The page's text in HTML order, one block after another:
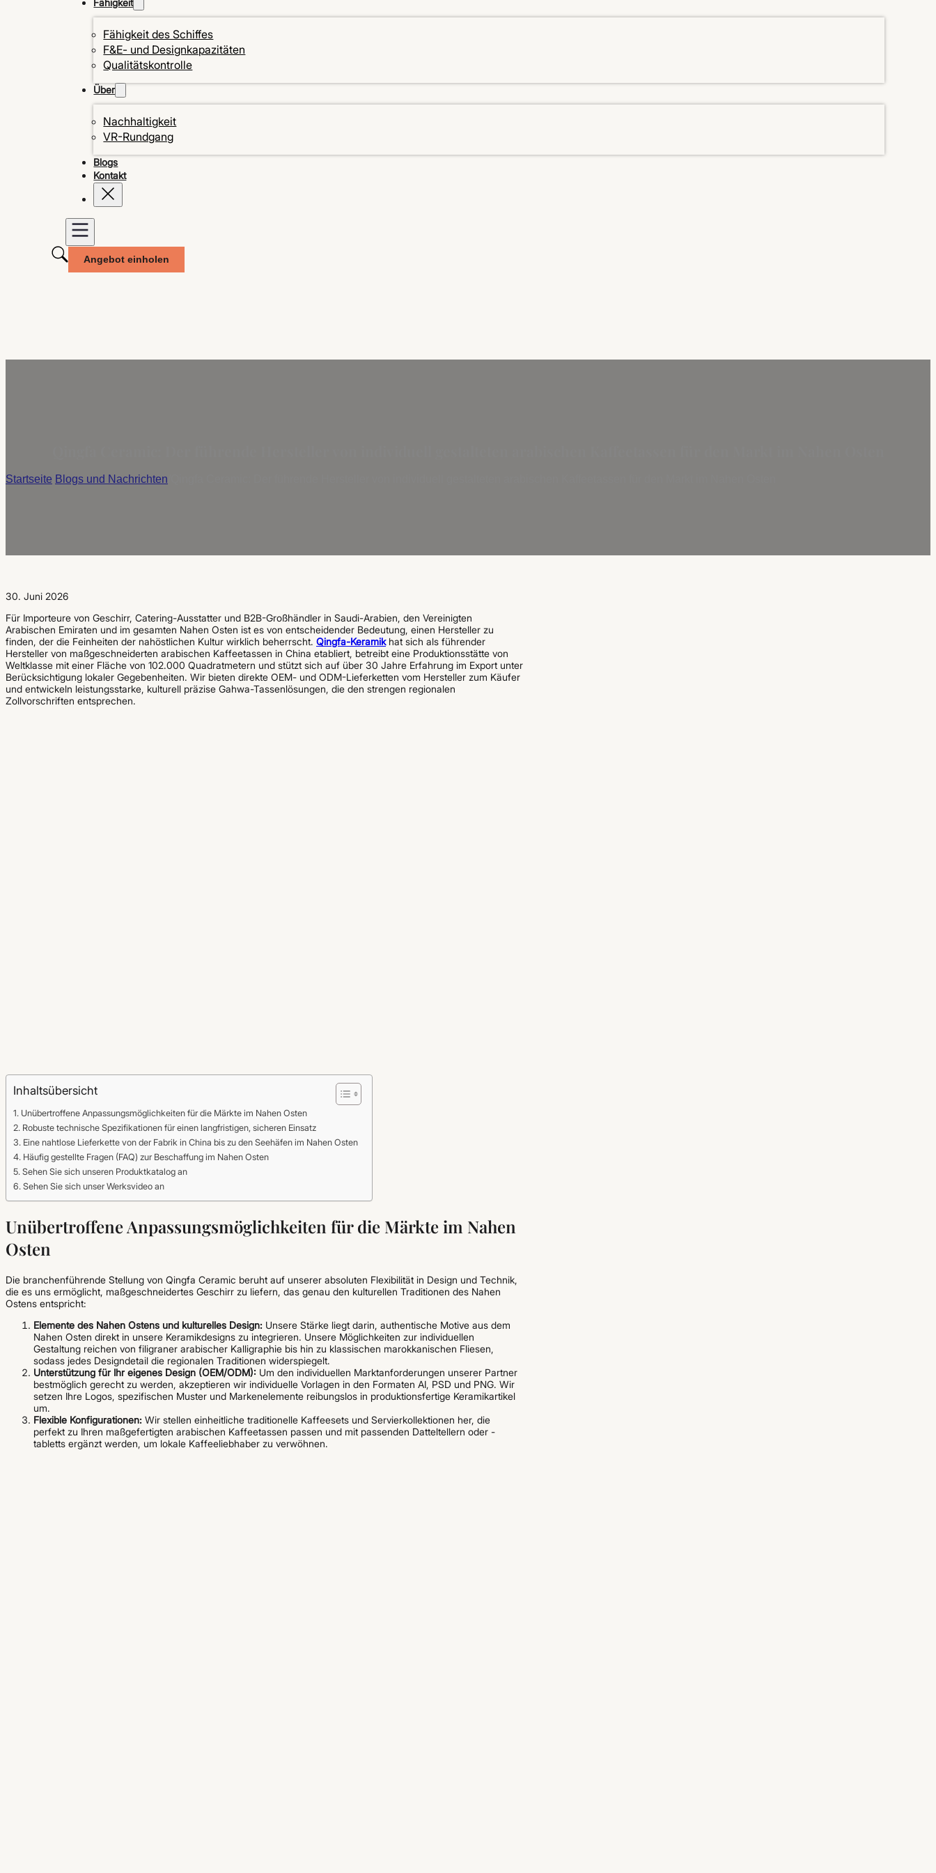
Fähigkeit
Fähigkeit des Schiffes
F&E- und Designkapazitäten
Qualitätskontrolle
Über
Nachhaltigkeit
VR-Rundgang
Blogs
Kontakt
Angebot einholen
Startseite Blogs und Nachrichten
30. Juni 2026
Für Importeure von Geschirr, Catering-Ausstatter und B2B-Großhändler in Saudi-Arabien, den Vereinigten
Arabischen Emiraten und im gesamten Nahen Osten ist es von entscheidender Bedeutung, einen Hersteller zu
finden, der die Feinheiten der nahöstlichen Kultur wirklich beherrscht. Qingfa-Keramikhat sich als führender
Hersteller von maßgeschneiderten arabischen Kaffeetassen in China etabliert, betreibt eine Produktionsstätte von
Weltklasse mit einer Fläche von 102.000 Quadratmetern und stützt sich auf über 30 Jahre Erfahrung im Export unter
Berücksichtigung lokaler Gegebenheiten. Wir bieten direkte OEM- und ODM-Lieferketten vom Hersteller zum Käufer
und entwickeln leistungsstarke, kulturell präzise Gahwa-Tassenlösungen, die den strengen regionalen
Zollvorschriften entsprechen.
Inhaltsübersicht
Unübertroffene Anpassungsmöglichkeiten für die Märkte im Nahen Osten
Robuste technische Spezifikationen für einen langfristigen, sicheren Einsatz
Eine nahtlose Lieferkette von der Fabrik in China bis zu den Seehäfen im Nahen Osten
Häufig gestellte Fragen (FAQ) zur Beschaffung im Nahen Osten
Sehen Sie sich unseren Produktkatalog an
Sehen Sie sich unser Werksvideo an
Unübertroffene Anpassungsmöglichkeiten für die Märkte im Nahen
Osten
Die branchenführende Stellung von Qingfa Ceramic beruht auf unserer absoluten Flexibilität in Design und Technik,
die es uns ermöglicht, maßgeschneidertes Geschirr zu liefern, das genau den kulturellen Traditionen des Nahen
Ostens entspricht:
Elemente des Nahen Ostens und kulturelles Design: Unsere Stärke liegt darin, authentische Motive aus dem
Nahen Osten direkt in unsere Keramikdesigns zu integrieren. Unsere Möglichkeiten zur individuellen
Gestaltung reichen von filigraner arabischer Kalligraphie bis hin zu klassischen marokkanischen Fliesen,
sodass jedes Designdetail die regionalen Traditionen widerspiegelt.
Unterstützung für Ihr eigenes Design (OEM/ODM): Um den individuellen Marktanforderungen unserer Partner
bestmöglich gerecht zu werden, akzeptieren wir individuelle Vorlagen in den Formaten AI, PSD und PNG. Wir
setzen Ihre Logos, spezifischen Muster und Markenelemente reibungslos in produktionsfertige Keramikartikel
um.
Flexible Konfigurationen: Wir stellen einheitliche traditionelle Kaffeesets und Servierkollektionen her, die
perfekt zu Ihren maßgefertigten arabischen Kaffeetassen passen und mit passenden Datteltellern oder -
tabletts ergänzt werden, um lokale Kaffeeliebhaber zu verwöhnen.